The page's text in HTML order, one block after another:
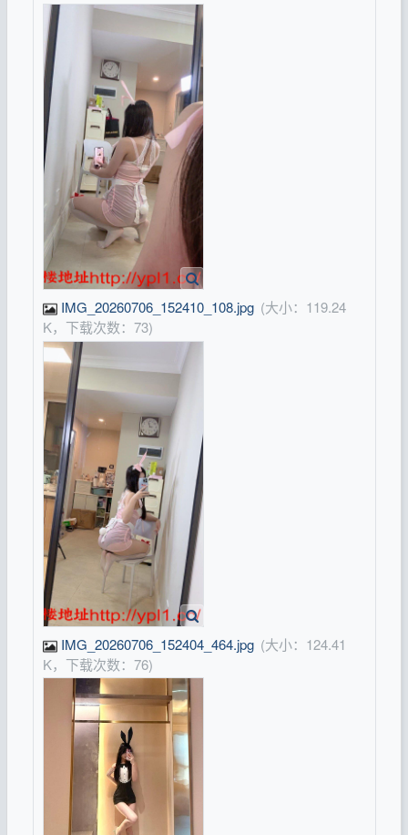
IMG_20260706_152410_108.jpg (大小：119.24
K，下载次数：73)
IMG_20260706_152404_464.jpg (大小：124.41
K，下载次数：76)